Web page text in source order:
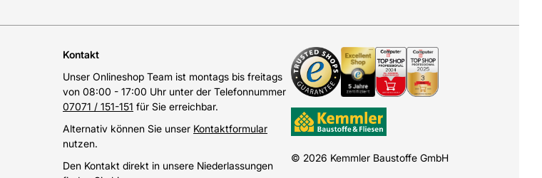
Kontakt
Unser Onlineshop Team ist montags bis freitags
von 08:00 - 17:00 Uhr unter der Telefonnummer
07071 / 151-151 für Sie erreichbar.
Alternativ können Sie unser Kontaktformular
nutzen.
Den Kontakt direkt in unsere Niederlassungen
© 2026 Kemmler Baustoffe GmbH